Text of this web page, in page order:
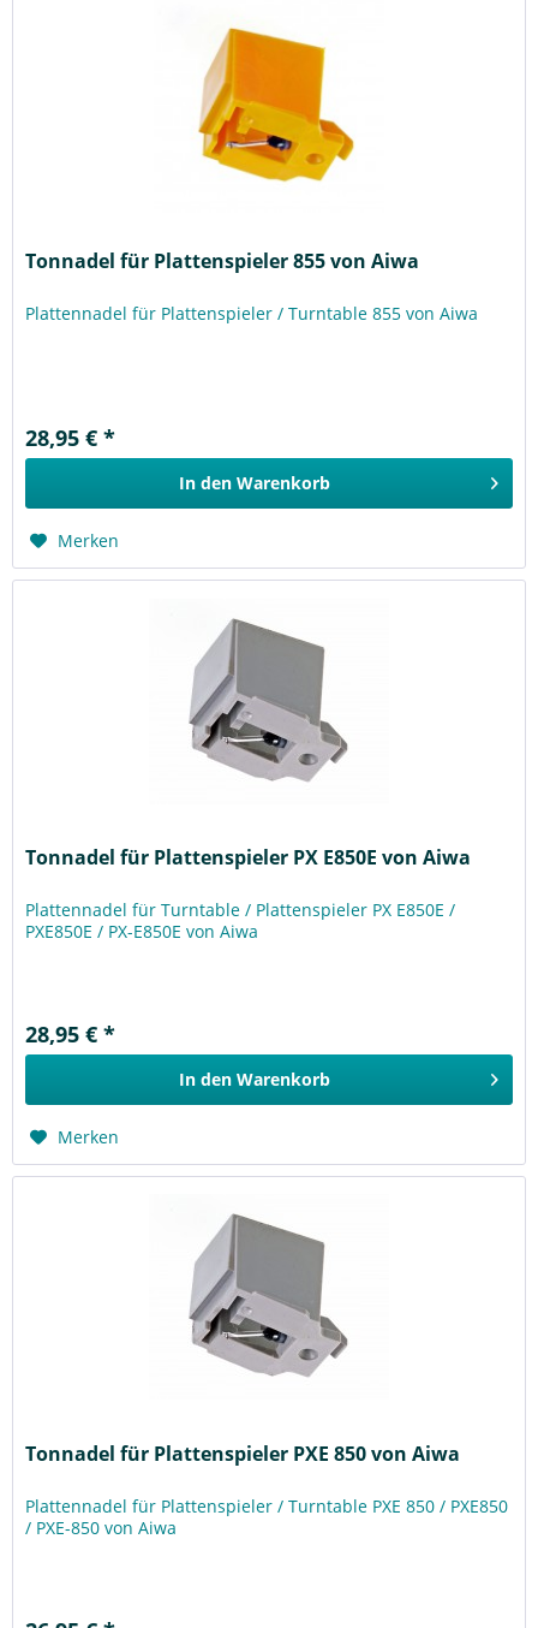
Tonnadel für Plattenspieler 855 von Aiwa
Plattennadel für Plattenspieler / Turntable 855 von Aiwa
28,95 € *
In den Warenkorb
Merken
Tonnadel für Plattenspieler PX E850E von Aiwa
Plattennadel für Turntable / Plattenspieler PX E850E /
PXE850E / PX-E850E von Aiwa
28,95 € *
In den Warenkorb
Merken
Tonnadel für Plattenspieler PXE 850 von Aiwa
Plattennadel für Plattenspieler / Turntable PXE 850 / PXE850
/ PXE-850 von Aiwa